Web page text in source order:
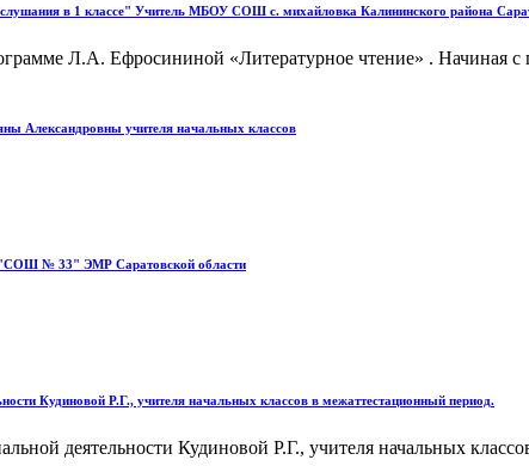
слушания в 1 классе" Учитель МБОУ СОШ с. михайловка Калининского района
Л.А. Ефросининой «Литературное чтение» . Начиная с
Александровны учителя начальных классов
№ 33" ЭМР Саратовской области
Кудиновой Р.Г., учителя начальных классов в межаттестационный период.
деятельности Кудиновой Р.Г., учителя начальных